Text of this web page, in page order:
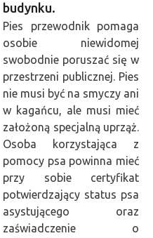
budynku.
Pies przewodnik pomaga
osobie niewidomej
swobodnie poruszać się w
przestrzeni publicznej. Pies
nie musi być na smyczy ani
w kagańcu, ale musi mieć
założoną specjalną uprząż.
Osoba korzystająca z
pomocy psa powinna mieć
przy sobie certyfikat
potwierdzający status psa
asystującego oraz
zaświadczenie o